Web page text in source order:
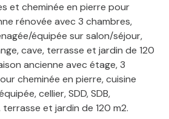
et cheminée en pierre pour
rénovée avec 3 chambres,
équipée sur salon/séjour,
cave, terrasse et jardin de 120
ancienne avec étage, 3
cheminée en pierre, cuisine
cellier, SDD, SDB,
et jardin de 120 m2.